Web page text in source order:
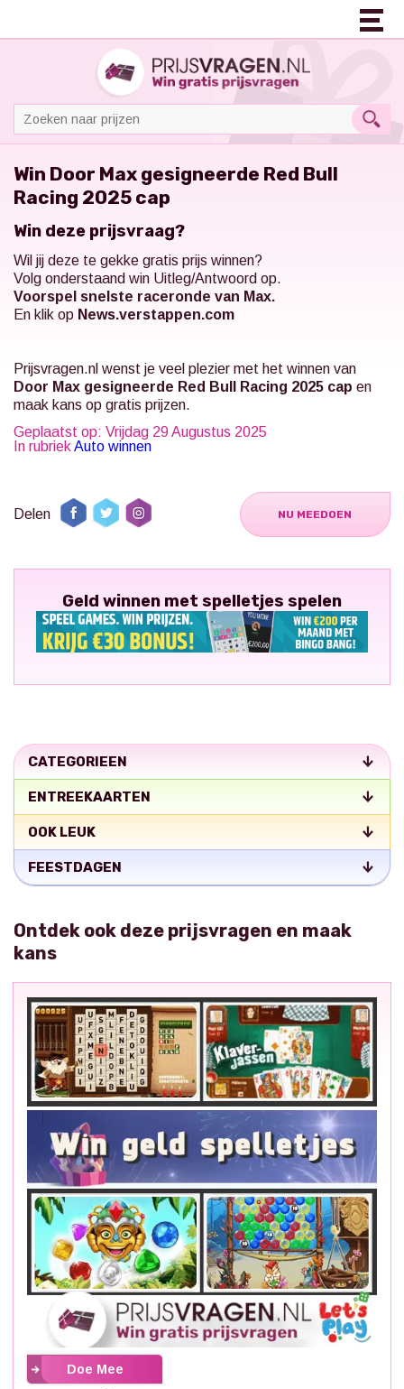
Win Door Max gesigneerde Red Bull
Racing 2025 cap
Win deze prijsvraag?
Wil jij deze te gekke gratis prijs winnen?
Volg onderstaand win Uitleg/Antwoord op.
Voorspel snelste raceronde van Max.
En klik op News.verstappen.com
Prijsvragen.nl wenst je veel plezier met het winnen van
Door Max gesigneerde Red Bull Racing 2025 cap en
maak kans op gratis prijzen.
Geplaatst op: Vrijdag 29 Augustus 2025
In rubriekAuto winnen
Delen NU MEEDOEN
Geld winnen met spelletjes spelen
CATEGORIEEN
ENTREEKAARTEN
OOK LEUK
FEESTDAGEN
Ontdek ook deze prijsvragen en maak
kans
Doe Mee